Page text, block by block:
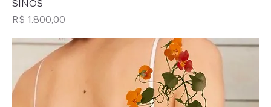
SINOS
Preço
R$ 1.800,00